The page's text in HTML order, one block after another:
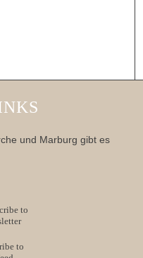
und Marburg gibt es
to
to